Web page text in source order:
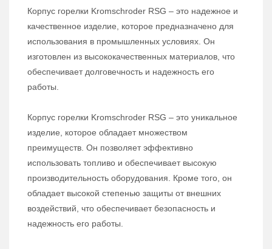
Корпус горелки Kromschroder RSG – это надежное и
качественное изделие, которое предназначено для
использования в промышленных условиях. Он
изготовлен из высококачественных материалов, что
обеспечивает долговечность и надежность его
работы.
Корпус горелки Kromschroder RSG – это уникальное
изделие, которое обладает множеством
преимуществ. Он позволяет эффективно
использовать топливо и обеспечивает высокую
производительность оборудования. Кроме того, он
обладает высокой степенью защиты от внешних
воздействий, что обеспечивает безопасность и
надежность его работы.